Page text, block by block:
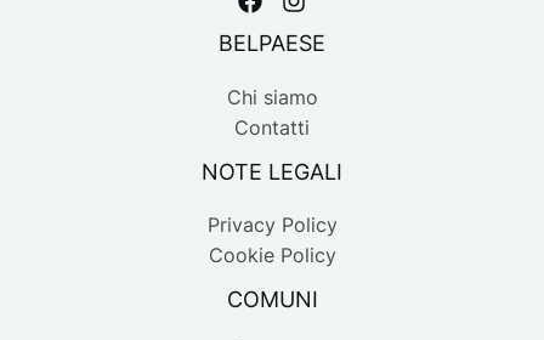
BELPAESE
Chi siamo
Contatti
NOTE LEGALI
Privacy Policy
Cookie Policy
COMUNI